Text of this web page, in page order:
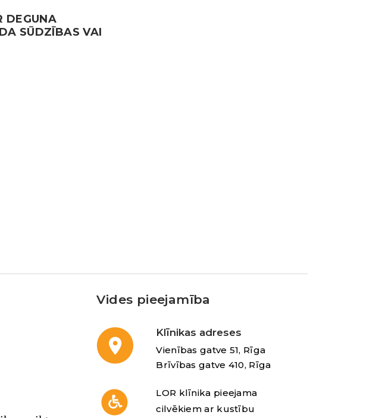
DEGUNA
SŪDZĪBAS VAI
Vides pieejamība
Klīnikas adreses
Vienības gatve 51, Rīga
Brīvības gatve 410, Rīga
LOR klīnika pieejama
cilvēkiem ar kustību